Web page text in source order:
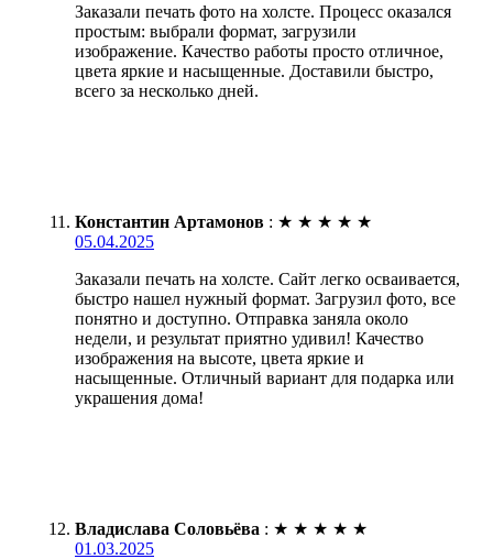
Заказали печать фото на холсте. Процесс оказался
простым: выбрали формат, загрузили
изображение. Качество работы просто отличное,
цвета яркие и насыщенные. Доставили быстро,
всего за несколько дней.
Константин Артамонов : ★ ★ ★ ★ ★
05.04.2025
Заказали печать на холсте. Сайт легко осваивается,
быстро нашел нужный формат. Загрузил фото, все
понятно и доступно. Отправка заняла около
недели, и результат приятно удивил! Качество
изображения на высоте, цвета яркие и
насыщенные. Отличный вариант для подарка или
украшения дома!
Владислава Соловьёва : ★ ★ ★ ★ ★
01.03.2025